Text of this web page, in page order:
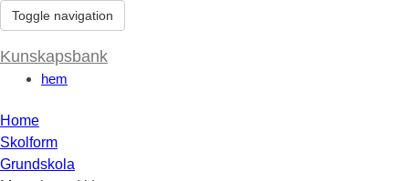
Toggle navigation
Kunskapsbank
hem
Home
Skolform
Grundskola